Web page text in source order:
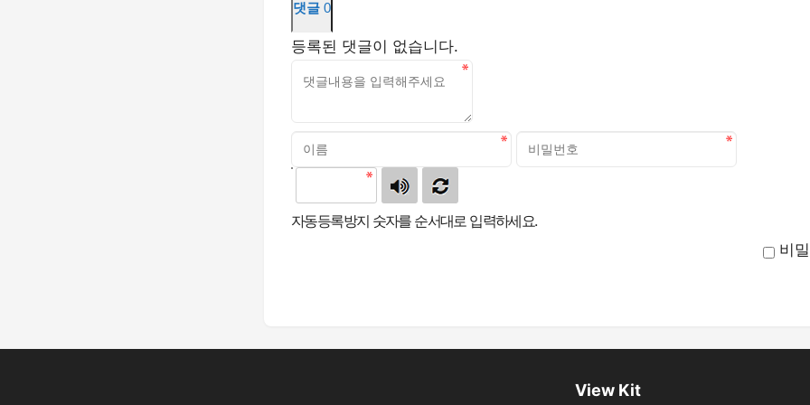
댓글 0
등록된 댓글이 없습니다.
자동등록방지 숫자를 순서대로 입력하세요.
비
View Kit